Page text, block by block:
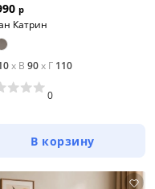
р
Катрин
x В 90x Г 110
0
В корзину